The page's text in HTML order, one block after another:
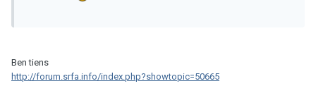
Ben tiens
http://forum.srfa.info/index.php?showtopic=50665